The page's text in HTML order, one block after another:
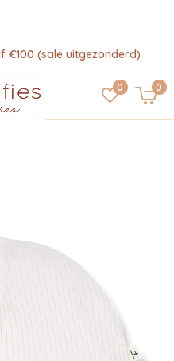
0 0
€100 (sale uitgezonderd)